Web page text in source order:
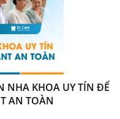
NHA KHOA UY TÍN ĐỂ
AN TOÀN